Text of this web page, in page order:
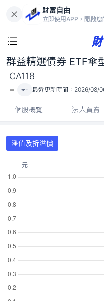
財富自由
立即使用APP，開啟您
群益精選債券 ETF傘型
群益精選債券 ETF傘
CA118
- - 最近更新時間： 2026/08/
個股概覽 法人買賣
淨值及折溢價